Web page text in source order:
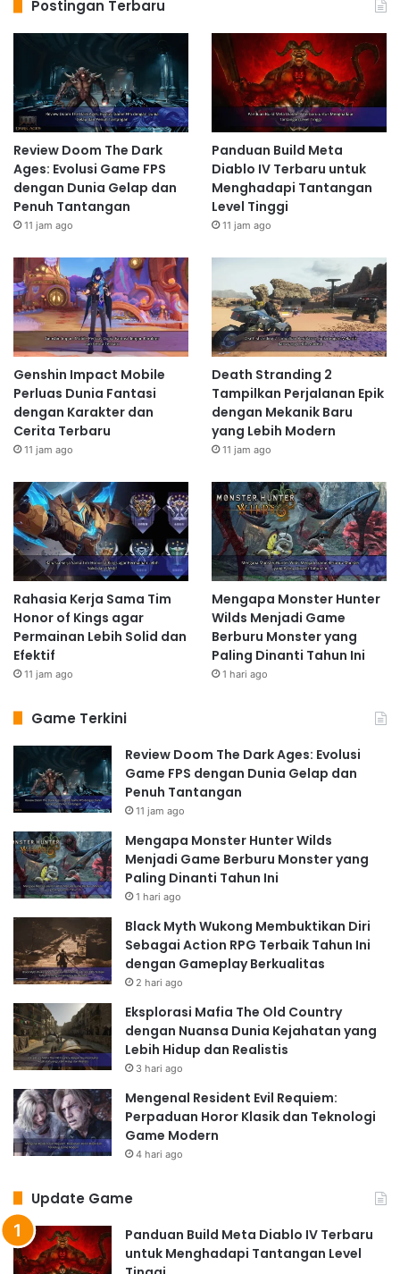
Postingan Terbaru
Review Doom The Dark
Ages: Evolusi Game FPS
dengan Dunia Gelap dan
Penuh Tantangan
11 jam ago
Panduan Build Meta
Diablo IV Terbaru untuk
Menghadapi Tantangan
Level Tinggi
11 jam ago
Genshin Impact Mobile
Perluas Dunia Fantasi
dengan Karakter dan
Cerita Terbaru
11 jam ago
Death Stranding 2
Tampilkan Perjalanan Epik
dengan Mekanik Baru
yang Lebih Modern
11 jam ago
Rahasia Kerja Sama Tim
Honor of Kings agar
Permainan Lebih Solid dan
Efektif
11 jam ago
Mengapa Monster Hunter
Wilds Menjadi Game
Berburu Monster yang
Paling Dinanti Tahun Ini
1 hari ago
Game Terkini
Review Doom The Dark Ages: Evolusi
Game FPS dengan Dunia Gelap dan
Penuh Tantangan
11 jam ago
Mengapa Monster Hunter Wilds
Menjadi Game Berburu Monster yang
Paling Dinanti Tahun Ini
1 hari ago
Black Myth Wukong Membuktikan Diri
Sebagai Action RPG Terbaik Tahun Ini
dengan Gameplay Berkualitas
2 hari ago
Eksplorasi Mafia The Old Country
dengan Nuansa Dunia Kejahatan yang
Lebih Hidup dan Realistis
3 hari ago
Mengenal Resident Evil Requiem:
Perpaduan Horor Klasik dan Teknologi
Game Modern
4 hari ago
Update Game
Panduan Build Meta Diablo IV Terbaru
untuk Menghadapi Tantangan Level